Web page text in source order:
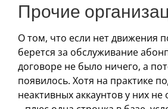
Прочие
О том, что если нет движения
берется за обслуживание
договоре не было ничего, а
появилось. Хотя на практике
неактивных аккаунтов у них